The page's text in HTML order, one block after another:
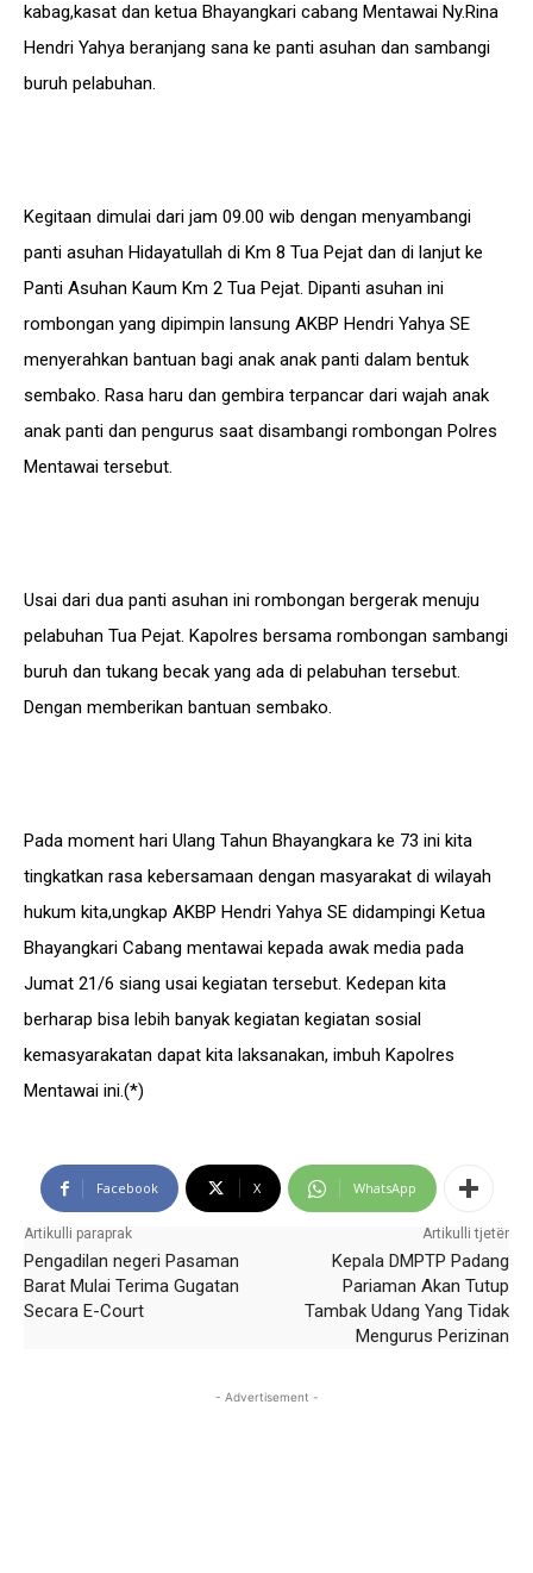
kabag,kasat dan ketua Bhayangkari cabang Mentawai Ny.Rina
Hendri Yahya beranjang sana ke panti asuhan dan sambangi
buruh pelabuhan.
Kegitaan dimulai dari jam 09.00 wib dengan menyambangi
panti asuhan Hidayatullah di Km 8 Tua Pejat dan di lanjut ke
Panti Asuhan Kaum Km 2 Tua Pejat. Dipanti asuhan ini
rombongan yang dipimpin lansung AKBP Hendri Yahya SE
menyerahkan bantuan bagi anak anak panti dalam bentuk
sembako. Rasa haru dan gembira terpancar dari wajah anak
anak panti dan pengurus saat disambangi rombongan Polres
Mentawai tersebut.
Usai dari dua panti asuhan ini rombongan bergerak menuju
pelabuhan Tua Pejat. Kapolres bersama rombongan sambangi
buruh dan tukang becak yang ada di pelabuhan tersebut.
Dengan memberikan bantuan sembako.
Pada moment hari Ulang Tahun Bhayangkara ke 73 ini kita
tingkatkan rasa kebersamaan dengan masyarakat di wilayah
hukum kita,ungkap AKBP Hendri Yahya SE didampingi Ketua
Bhayangkari Cabang mentawai kepada awak media pada
Jumat 21/6 siang usai kegiatan tersebut. Kedepan kita
berharap bisa lebih banyak kegiatan kegiatan sosial
kemasyarakatan dapat kita laksanakan, imbuh Kapolres
Mentawai ini.(*)
Facebook X WhatsApp
Artikulli paraprak
Pengadilan negeri Pasaman
Barat Mulai Terima Gugatan
Secara E-Court
Artikulli tjetër
Kepala DMPTP Padang
Pariaman Akan Tutup
Tambak Udang Yang Tidak
Mengurus Perizinan
- Advertisement -